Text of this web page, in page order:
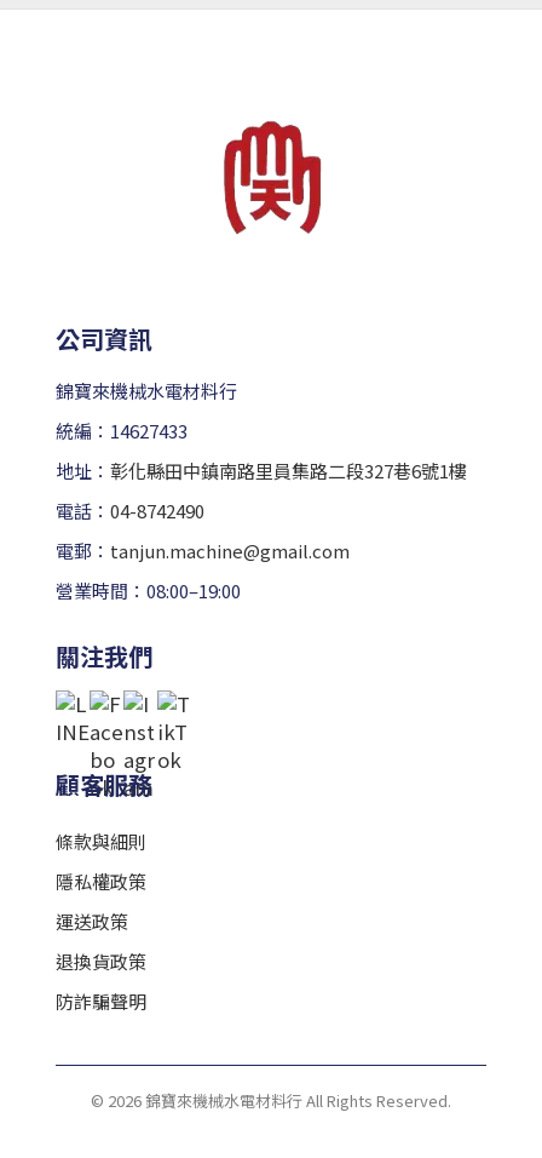
公司資訊
錦寶來機械水電材料行
統編：14627433
地址： 彰化縣田中鎮南路里員集路二段327巷6號1樓
電話： 04-8742490
電郵： tanjun.machine@gmail.com
營業時間：08:00–19:00
關注我們
顧客服務
條款與細則
隱私權政策
運送政策
退換貨政策
防詐騙聲明
© 2026 錦寶來機械水電材料行 All Rights Reserved.